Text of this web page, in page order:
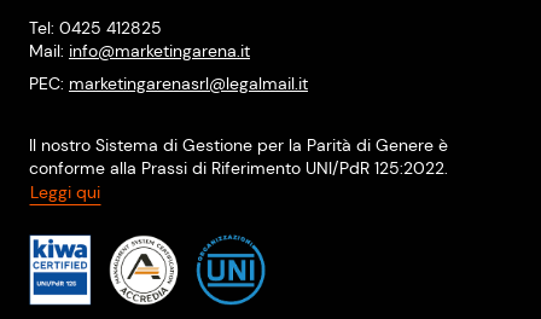
Tel: 0425 412825
Mail: info@marketingarena.it
PEC: marketingarenasrl@legalmail.it
Il nostro Sistema di Gestione per la Parità di Genere è
conforme alla Prassi di Riferimento UNI/PdR 125:2022.
Leggi qui